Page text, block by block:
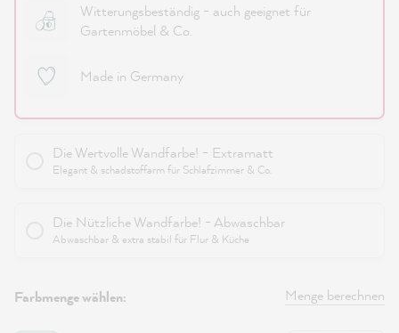
Witterungsbeständig - auch geeignet für
Gartenmöbel & Co.
Made in Germany
Die Wertvolle Wandfarbe! - Extramatt
Elegant & schadstoffarm für Schlafzimmer & Co.
Die Nützliche Wandfarbe! - Abwaschbar
Abwaschbar & extra stabil für Flur & Küche
Farbmenge wählen: Menge berechnen